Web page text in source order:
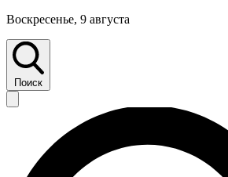
Воскресенье, 9 августа
Поиск